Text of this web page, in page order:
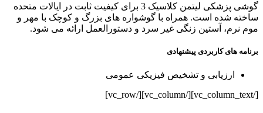
گوشی پزشکی لیتمن کلاسیک 3 برای کیفیت ثابت در ایالات متحده
ساخته شده است. همراه با گوشواره های بزرگ و کوچک با مهر و
موم نرم، آستین زنگی غیر سرد و دستورالعمل ارائه می شود.
برنامه های کاربردی پیشنهادی
ارزیابی و تشخیص فیزیکی عمومی
[/vc_column_text][/vc_column][/vc_row]